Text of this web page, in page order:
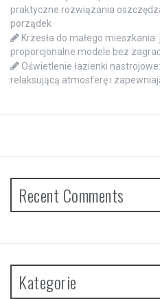
praktyczne rozwiązania
porządek
Krzesła do małego
proporcjonalne modele bez
Oświetlenie łazienki
relaksującą atmosferę i
Recent Comments
Kategorie